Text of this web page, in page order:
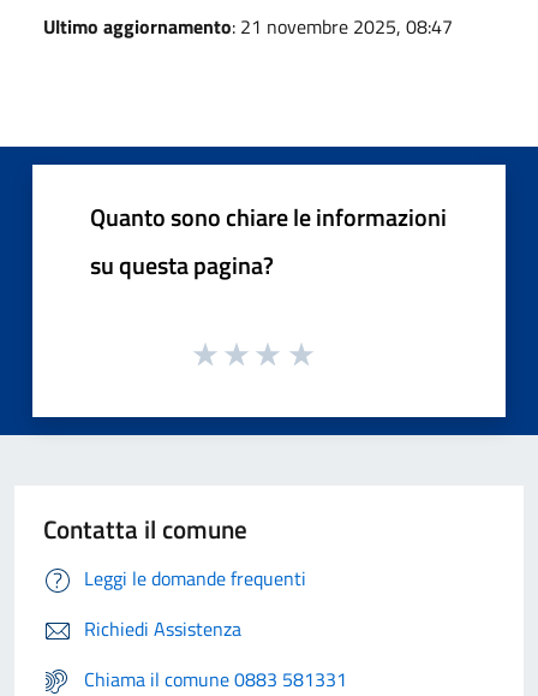
Ultimo aggiornamento: 21 novembre 2025, 08:47
Quanto sono chiare le informazioni
su questa pagina?
Contatta il comune
Leggi le domande frequenti
Richiedi Assistenza
Chiama il comune 0883 581331